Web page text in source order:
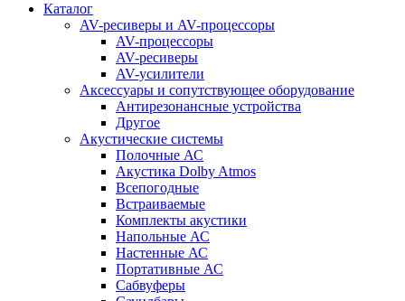
Каталог
AV-ресиверы и AV-процессоры
AV-процессоры
AV-ресиверы
AV-усилители
Аксессуары и сопутствующее оборудование
Антирезонансные устройства
Другое
Акустические системы
Полочные АС
Акустика Dolby Atmos
Всепогодные
Встраиваемые
Комплекты акустики
Напольные АС
Настенные АС
Портативные АС
Сабвуферы